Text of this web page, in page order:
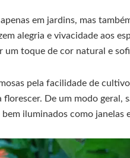
em jardins, mas
alegria e vivacidade aos
toque de cor natural e
pela facilidade de
De um modo geral,
iluminados como janelas